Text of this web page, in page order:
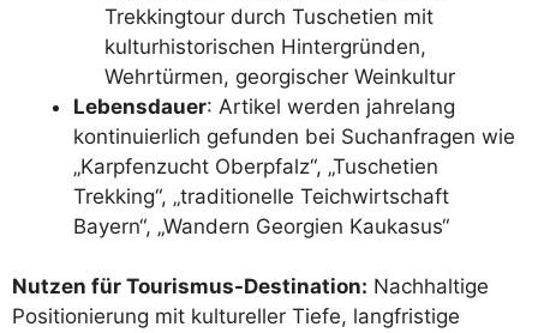
Trekkingtour durch Tuschetien mit
kulturhistorischen Hintergründen,
Wehrtürmen, georgischer Weinkultur
Lebensdauer: Artikel werden jahrelang
kontinuierlich gefunden bei Suchanfragen wie
„Karpfenzucht Oberpfalz“, „Tuschetien
Trekking“, „traditionelle Teichwirtschaft
Bayern“, „Wandern Georgien Kaukasus“
Nutzen für Tourismus-Destination: Nachhaltige
Positionierung mit kultureller Tiefe, langfristige